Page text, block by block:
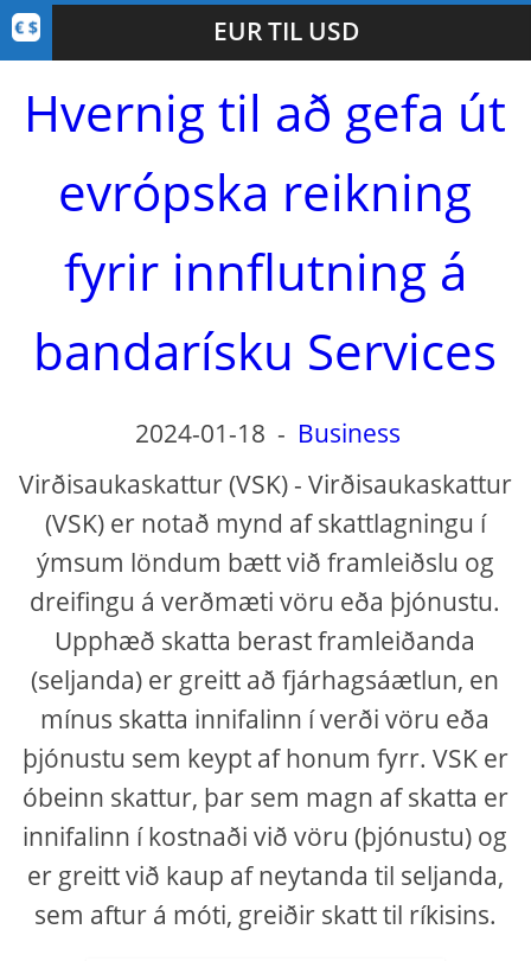
EUR TIL USD
Hvernig til að gefa út
evrópska reikning
fyrir innflutning á
bandarísku Services
2024-01-18 - Business
Virðisaukaskattur (VSK) - Virðisaukaskattur
(VSK) er notað mynd af skattlagningu í
ýmsum löndum bætt við framleiðslu og
dreifingu á verðmæti vöru eða þjónustu.
Upphæð skatta berast framleiðanda
(seljanda) er greitt að fjárhagsáætlun, en
mínus skatta innifalinn í verði vöru eða
þjónustu sem keypt af honum fyrr. VSK er
óbeinn skattur, þar sem magn af skatta er
innifalinn í kostnaði við vöru (þjónustu) og
er greitt við kaup af neytanda til seljanda,
sem aftur á móti, greiðir skatt til ríkisins.